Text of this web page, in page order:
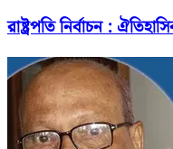
রাষ্ট্রপতি নির্বাচন :